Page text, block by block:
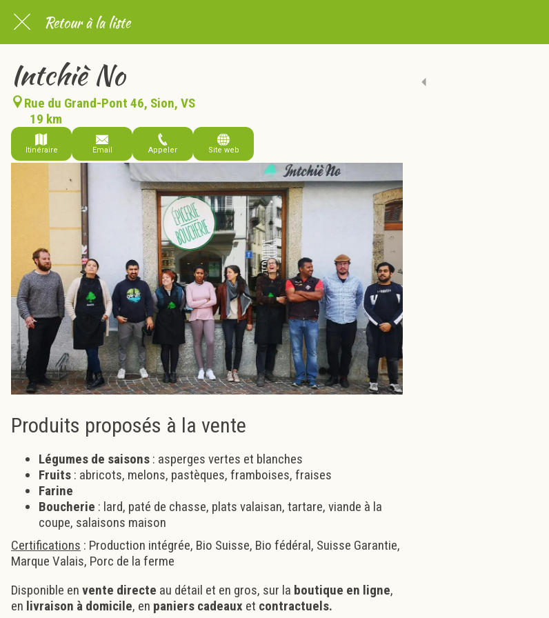
Retour à la liste
Intchiè No
Rue du Grand-Pont 46, Sion, VS
19 km
Itinéraire Email Appeler Site web
Produits proposés à la vente
Légumes de saisons : asperges vertes et blanches
Fruits : abricots, melons, pastèques, framboises, fraises
Farine
Boucherie : lard, paté de chasse, plats valaisan, tartare, viande à la
coupe, salaisons maison
Certifications : Production intégrée, Bio Suisse, Bio fédéral, Suisse Garantie,
Marque Valais, Porc de la ferme
Disponible en vente directe au détail et en gros, sur la boutique en ligne,
en livraison à domicile, en paniers cadeaux et contractuels.